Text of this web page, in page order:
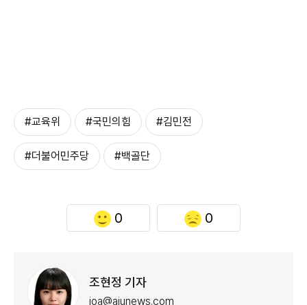
#교육위 #국민의힘 #김민전
#더불어민주당 #백골단
0 0
조현정 기자
joa@ajunews.com